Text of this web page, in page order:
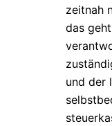
zeitnah
das
und der